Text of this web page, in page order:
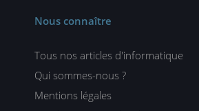
Nous connaître
Tous nos articles d'informatique
Qui sommes-nous ?
Mentions légales